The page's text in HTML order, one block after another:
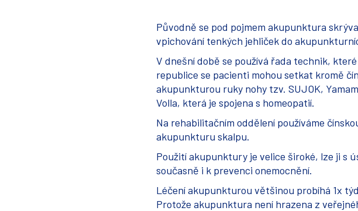
Původně se pod pojmem akupunktura
vpichování tenkých jehliček do
V dnešní době se používá řada technik,
republice se pacienti mohou setkat kromě
akupunkturou ruky nohy tzv. SUJOK,
Volla, která je spojena s homeopatií.
Na rehabilitačním oddělení používáme
akupunkturu skalpu.
Použití akupunktury je velice široké, lze ji s
současně i k prevenci onemocnění.
Léčení akupunkturou většinou probíhá 1x
Protože akupunktura není hrazena z